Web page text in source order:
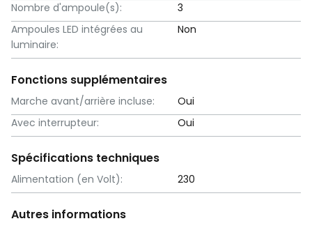
Nombre d'ampoule(s):
3
Ampoules LED intégrées au
luminaire:
Non
Fonctions supplémentaires
Marche avant/arrière incluse:
Oui
Avec interrupteur:
Oui
Spécifications techniques
Alimentation (en Volt): 230
Autres informations